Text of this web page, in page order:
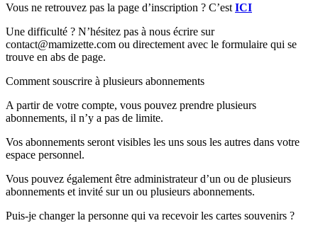
Vous ne retrouvez pas la page d’inscription ? C’est ICI
Une difficulté ? N’hésitez pas à nous écrire sur
contact@mamizette.com ou directement avec le formulaire qui se
trouve en abs de page.
Comment souscrire à plusieurs abonnements
A partir de votre compte, vous pouvez prendre plusieurs
abonnements, il n’y a pas de limite.
Vos abonnements seront visibles les uns sous les autres dans votre
espace personnel.
Vous pouvez également être administrateur d’un ou de plusieurs
abonnements et invité sur un ou plusieurs abonnements.
Puis-je changer la personne qui va recevoir les cartes souvenirs ?